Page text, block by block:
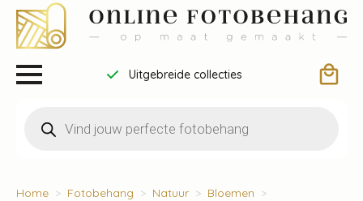
Uitgebreide collecties
zoeken
Home Fotobehang Natuur
Bloemen